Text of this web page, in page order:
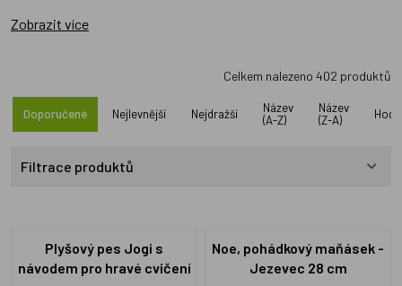
Čechách. Mnohonásobný držitel ocenění "Správná hračka".
- prostě neobvyklé zboží. Velice oblíbené
jsou jejichdekorační , jako takové.
Zobrazit více
Celkem nalezeno 402 produktů
Doporučené Nejlevnější Nejdražší
Název
(A-Z)
Název
(Z-A)
Filtrace produktů
Plyšový pes Jogi s
návodem pro hravé cvičení
Noe, pohádkový maňásek -
Jezevec 28 cm